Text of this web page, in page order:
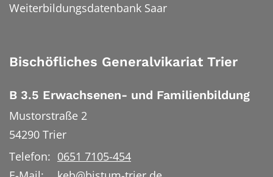
Weiterbildungsdatenbank Saar
Bischöfliches Generalvikariat Trier
B 3.5 Erwachsenen- und Familienbildung
Mustorstraße 2
54290 Trier
Telefon: 0651 7105-454